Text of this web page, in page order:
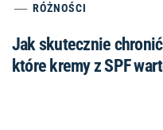
RÓŻNOŚCI
Jak skutecznie
które kremy z SPF